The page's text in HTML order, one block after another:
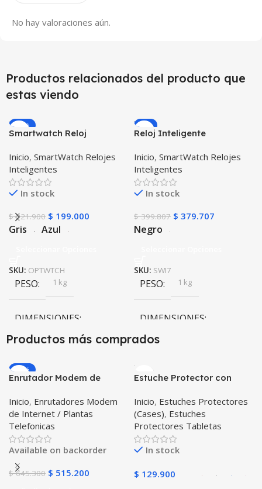
No hay valoraciones aún.
Productos relacionados del producto que
estas viendo
-10%
Smartwatch Reloj
WATCH™ (KW37 PRO) Mide
Temperatura Presión
Arterial y Ritmo Cardíaco
Inicio, SmartWatch Relojes
Inteligentes
In stock
$221.900 $ 199.000
Gris Azul
SKU: OPTWTCH
PESO 1 kg
DIMENSIONES
COLOR
Gris,Negro , Azul ,Rosa
-5%
Reloj Inteligente
Incluye Pulso y Estuche
protector – GPS
Inicio, SmartWatch Relojes
Inteligentes
In stock
$399.807 $ 379.707
Negro
SKU: SWI7
PESO 1 kg
DIMENSIONES
COLOR Negro ,Rosa
PULSO ADICIONAL
Goma , Metalizado
Productos más comprados
-20%
Enrutador Modem de
Libre Todo Operador 4G
LTE SIMCARD
Inicio, Enrutadores Modem
de Internet / Plantas
Telefonicas
Available on backorder
$645.300 $ 515.200
Estuche Protector con
Tablet Samsung Galaxy
Tab A8 10.5 2021 – 2022
SM-x200 SM-x205 Anti
golpes con soporte
Inicio, Estuches Protectores
(Cases), Estuches
Protectores Tabletas
In stock
$ 129.900